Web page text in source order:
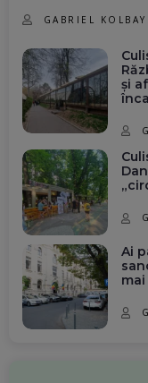
GABRIEL KOLBAY
și
Ai